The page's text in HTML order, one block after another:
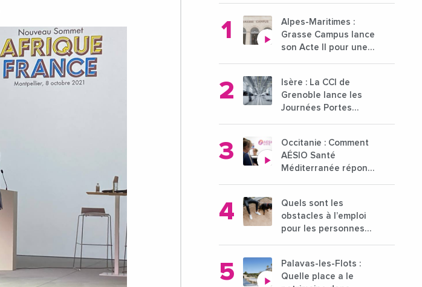
Alpes-Maritimes :
Grasse Campus lance
son Acte II pour une
l'enseignement
supérieur
Isère : La CCI de
Grenoble lance les
Journées Portes
21 octobre 2024
Occitanie : Comment
AÉSIO Santé
Méditerranée répond
?
Quels sont les
obstacles à l’emploi
pour les personnes
Palavas-les-Flots :
Quelle place a le